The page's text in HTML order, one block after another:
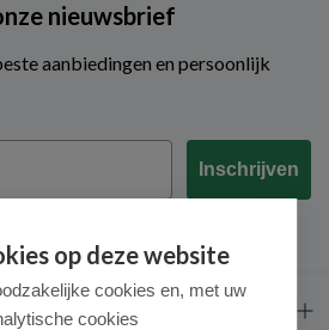
nieuwsbrief
aanbiedingen en persoonlijk
Inschrijven
op deze website
cookies en, met uw
cookies